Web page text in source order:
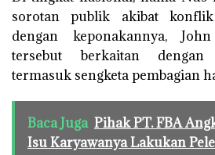
sorotan publik akibat
dengan keponakannya,
tersebut berkaitan
termasuk sengketa pembagian
Baca Juga Pihak PT. FBA
Isu Karyawanya Lakukan